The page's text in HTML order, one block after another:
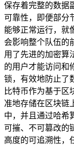
保存着完整的数据
可靠性，即便部分
能够正常运行，就
会影响整个队伍的
用了先进的加密算
的用户才能访问和
锁，有效地防止了
比特币作为基于区
准地存储在区块链
中，并且通过哈希
可摧、不可篡改的
高度的可追溯性，